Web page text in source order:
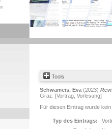
Tools
Schwameis, Eva (2023)
Graz. [Vortrag, Vorlesung]
Für diesen Eintrag wurde
Typ des Eintrags: